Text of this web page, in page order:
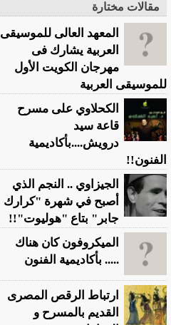
مقالات مختارة
المعهد العالى للموسيقى
العربية يشارك فى
مهرجان الكويت الأول
للموسيقى العربية
الكحلاوي على مسرح
قاعة سيد
درويش....بأكاديمية
الفنون!!
الجيزاوي .. النجم الذي
أصبح في شهرة "كرارك
جابر" بتاع "هوليوت"!!
الميكروفون كان هناك
..... بأكاديمية الفنون
ارتباط الرقص المصرى
القديم بالمسرح و